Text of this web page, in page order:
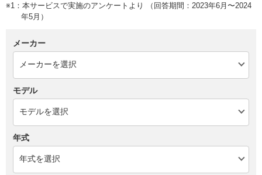
※1：本サービスで実施のアンケートより （回答期間：2023年6月〜2024
年5月）
メーカー
モデル
年式